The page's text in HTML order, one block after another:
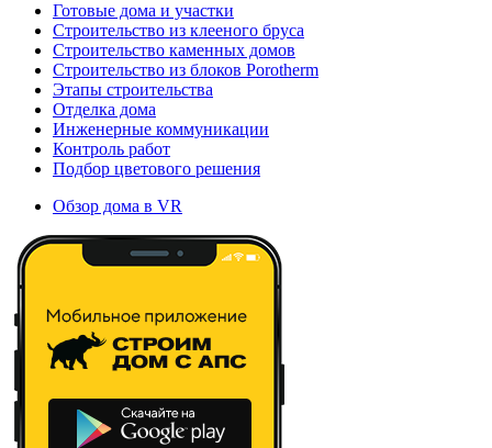
Готовые дома и участки
Строительство из клееного бруса
Строительство каменных домов
Строительство из блоков Porotherm
Этапы строительства
Отделка дома
Инженерные коммуникации
Контроль работ
Подбор цветового решения
Обзор дома в VR